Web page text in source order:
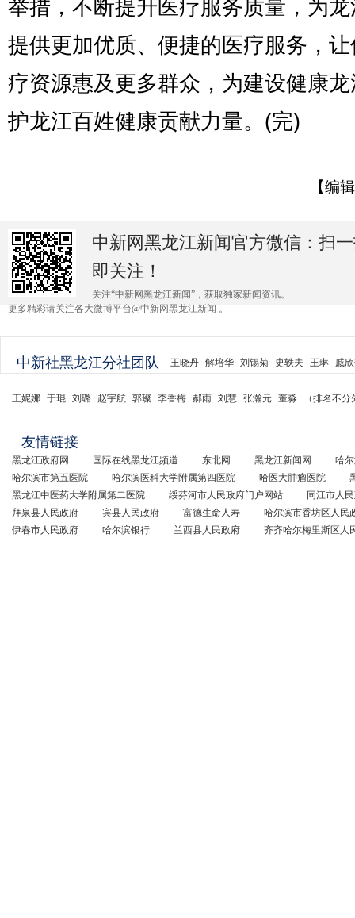
举措，不断提升医疗服务质量，为
提供更加优质、便捷的医疗服务，
疗资源惠及更多群众，为建设健康
护龙江百姓健康贡献力量。(完)
【编
中新网黑龙江新闻官方微信：扫
即关注！
关注“中新网黑龙江新闻”，获取独家新闻资讯。
更多精彩请关注各大微博平台@中新网黑龙江新闻 。
中新社黑龙江分社团队 王晓丹 解培华 刘锡菊 史轶夫 王琳 戚
王妮娜 于琨 刘璐 赵宇航 郭璨 李香梅 郝雨 刘慧 张瀚元 董淼 （排名不
友情链接
黑龙江政府网 国际在线黑龙江频道 东北网 黑龙江新闻网
哈
哈尔滨市第五医院
哈尔滨医科大学附属第四医院 哈医大肿瘤医院
黑龙江中医药大学附属第二医院
绥芬河市人民政府门户网站
同江市人
拜泉县人民政府
宾县人民政府 富德生命人寿
哈尔滨市香坊区人民
伊春市人民政府
哈尔滨银行 兰西县人民政府 齐齐哈尔梅里斯区人